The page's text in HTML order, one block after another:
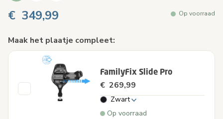
€ 349,99 Op voorraad
Maak het plaatje compleet:
FamilyFix Slide Pro
€ 269,99
Zwart
Op voorraad